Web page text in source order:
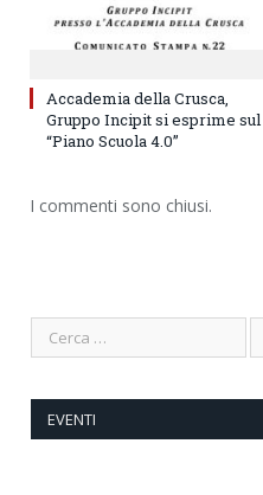
Accademia della Crusca,
Gruppo Incipit si esprime sul
“Piano Scuola 4.0”
I commenti sono chiusi.
EVENTI